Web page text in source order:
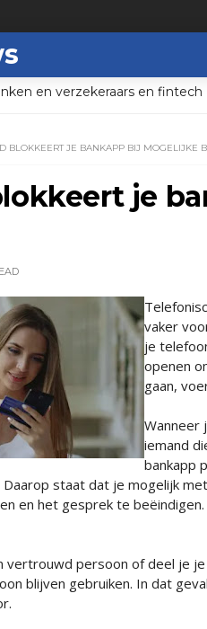
en verzekeraars en fintech
BLOKKEERT JE BANKAPP BIJ MOGELIJKE
je
vaker
je
openen
gaan,
Wanneer
iemand
bankapp
Daarop staat dat je mogelijk
en het gesprek te
vertrouwd persoon of deel je
blijven gebruiken. In dat